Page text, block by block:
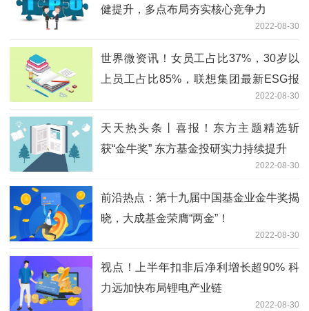
健提升，多点布局夯实核心竞争力
2022-08-30
世界微资讯！女员工占比37%，30岁以
上员工占比85%，联想集团最新ESG报
2022-08-30
天天热头条丨喜报！东方主题精选斩
获“金牛奖” 东方基金投研实力持续提升
2022-08-30
前沿热点：第十九届中国基金业金牛奖揭
晓，大成基金荣膺“两金”！
2022-08-30
视点！上半年扣非后净利增长超90% 科
力远加快布局锂电产业链
2022-08-30